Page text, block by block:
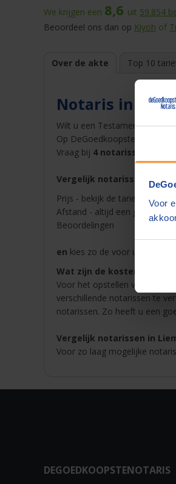
Voor
We krijgen een 8,6 uit 59.854
Beoordeel ons dan op Kiyoh of
Over de akte
Notaris in
Wilt u een Testament
Op
Vraag bij 4 notarissen een
Vergelijk notarissen in
Prijs - bekijk de tarieven van
Afstand - altijd een goedkope
Beoordelingen
en kies zo de voor u beste
Wat zijn de kosten van een
Voor het opstellen van een
verschillende notarissen te
notarissen. Zo heeft u een
Vergelijk notarissen in
Voor zo laag mogelijke
Top 10
DEGOEDKOOPSTENOTARIS